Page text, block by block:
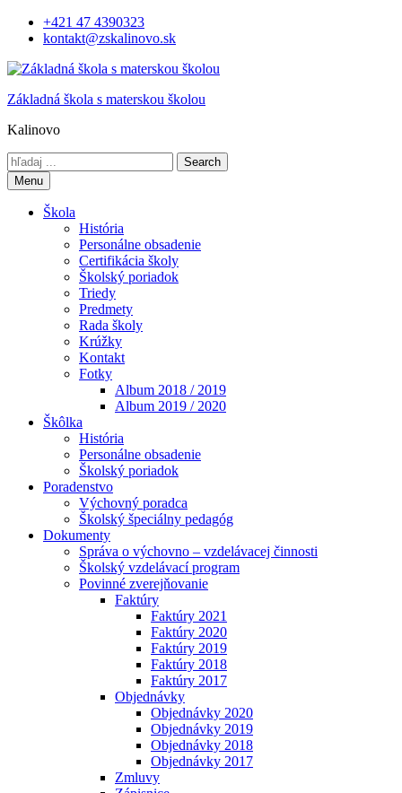
Skip
+421 47 4390323
kontakt@zskalinovo.sk
Základná škola s materskou školou
Kalinovo
Search
for:Menu
Škola
História
Personálne obsadenie
Certifikácia školy
Školský poriadok
Triedy
Predmety
Rada školy
Krúžky
Kontakt
Fotky
Album 2018 / 2019
Album 2019 / 2020
Škôlka
História
Personálne obsadenie
Školský poriadok
Poradenstvo
Výchovný poradca
Školský špeciálny pedagóg
Dokumenty
Správa o výchovno – vzdelávacej činnosti
Školský vzdelávací program
Povinné zverejňovanie
Faktúry
Faktúry 2021
Faktúry 2020
Faktúry 2019
Faktúry 2018
Faktúry 2017
Objednávky
Objednávky 2020
Objednávky 2019
Objednávky 2018
Objednávky 2017
Zmluvy